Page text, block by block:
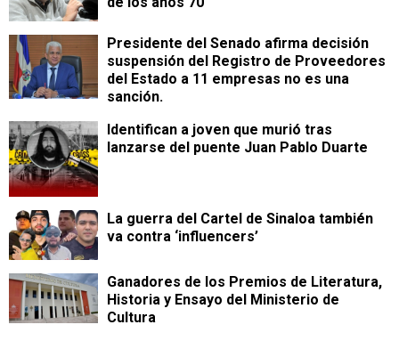
Presidente del Senado afirma decisión
suspensión del Registro de Proveedores
del Estado a 11 empresas no es una
sanción.
Identifican a joven que murió tras
lanzarse del puente Juan Pablo Duarte
La guerra del Cartel de Sinaloa también
va contra ‘influencers’
Ganadores de los Premios de Literatura,
Historia y Ensayo del Ministerio de
Cultura